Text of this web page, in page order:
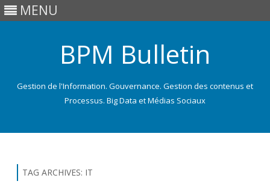
MENU
BPM Bulletin
Gestion de l'Information. Gouvernance. Gestion des contenus et
Processus. Big Data et Médias Sociaux
TAG ARCHIVES: IT